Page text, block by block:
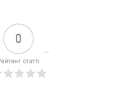
0
статті